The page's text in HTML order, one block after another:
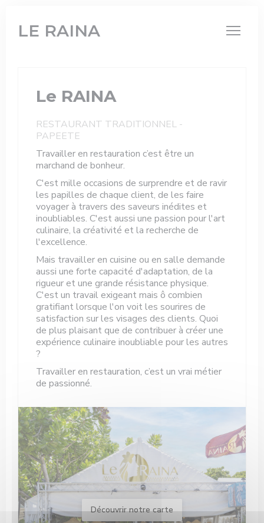
LE RAINA
Le RAINA
RESTAURANT TRADITIONNEL -
PAPEETE
Travailler en restauration c’est être un
marchand de bonheur.
C'est mille occasions de surprendre et de ravir
les papilles de chaque client, de les faire
voyager à travers des saveurs inédites et
inoubliables. C'est aussi une passion pour l'art
culinaire, la créativité et la recherche de
l'excellence.
Mais travailler en cuisine ou en salle demande
aussi une forte capacité d'adaptation, de la
rigueur et une grande résistance physique.
C'est un travail exigeant mais ô combien
gratifiant lorsque l'on voit les sourires de
satisfaction sur les visages des clients. Quoi
de plus plaisant que de contribuer à créer une
expérience culinaire inoubliable pour les autres
?
Travailler en restauration, c’est un vrai métier
de passionné.
Découvrir notre carte